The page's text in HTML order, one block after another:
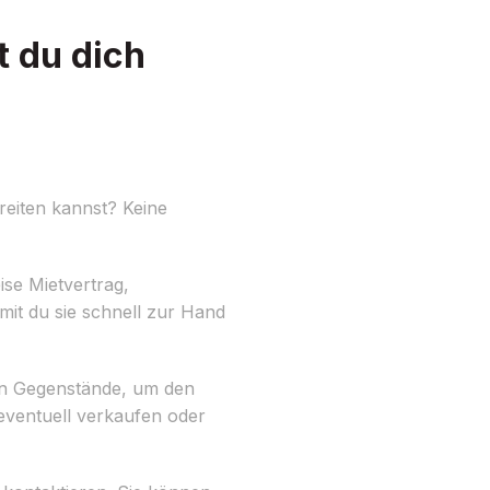
du dich
kannst? Keine
Mietvertrag,
du sie schnell zur Hand
Gegenstände, um den
verkaufen oder